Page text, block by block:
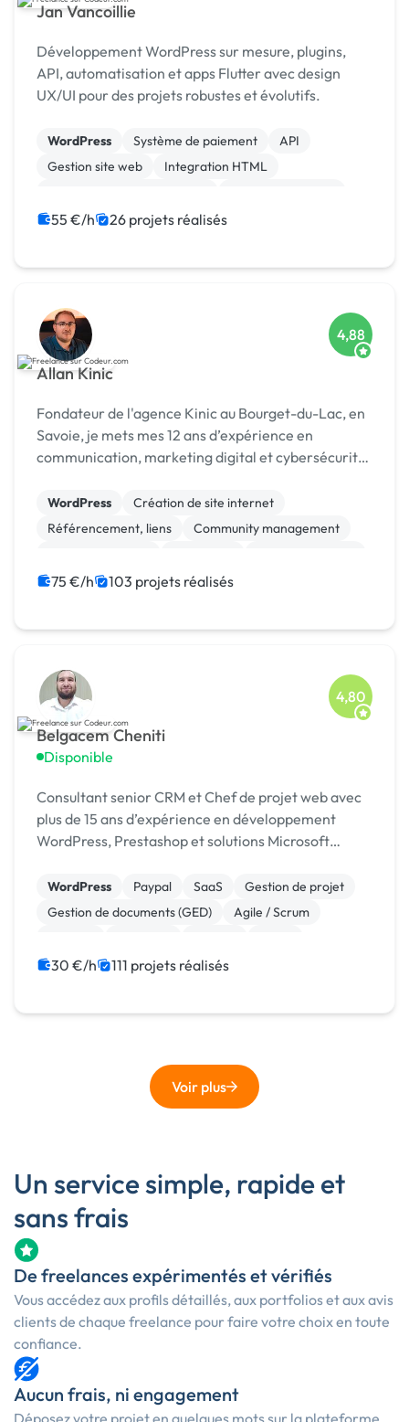
Jan Vancoillie
Développement WordPress sur mesure, plugins,
API, automatisation et apps Flutter avec design
UX/UI pour des projets robustes et évolutifs.
WordPress Système de paiement
API
Gestion site web
Integration HTML
Site E-commerce
CMS CSS, HTML, XML
55 €/h 26 projets réalisés
Allan Kinic
4,88
Fondateur de l'agence Kinic au Bourget-du-Lac, en
Savoie, je mets mes 12 ans d’expérience en
communication, marketing digital et cybersécurité
le secteur du sport, je conçois des stratégies de
mar...
WordPress
Création de site internet
Référencement, liens
Community management
Logo
Bannière Gestion site web
75 €/h 103 projets réalisés
Belgacem Cheniti
Disponible
4,80
Consultant senior CRM et Chef de projet web avec
plus de 15 ans d’expérience en développement
WordPress, Prestashop et solutions Microsoft
WordPress Paypal SaaS
Gestion de projet
Gestion de documents (GED)
Agile / Scrum
30 €/h 111 projets réalisés
Voir plus
Un service simple, rapide et
sans frais
De freelances expérimentés et vérifiés
Vous accédez aux profils détaillés, aux portfolios et aux avis
clients de chaque freelance pour faire votre choix en toute
confiance.
Aucun frais, ni engagement